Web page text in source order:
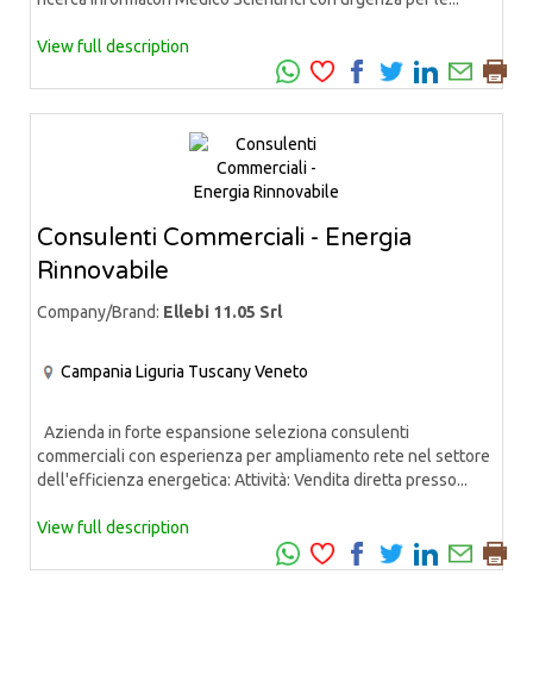
View full description
Consulenti Commerciali - Energia
Rinnovabile
Company/Brand: Ellebi 11.05 Srl
Campania Liguria TuscanyVeneto
Azienda in forte espansione seleziona consulenti
commerciali con esperienza per ampliamento rete nel settore
dell'efficienza energetica: Attività: Vendita diretta presso...
View full description